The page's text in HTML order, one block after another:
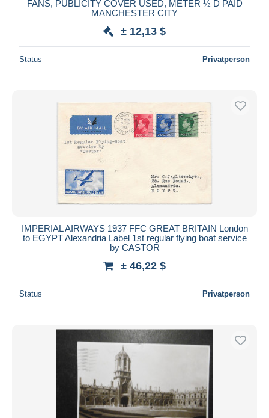
FANS, PUBLICITY COVER USED, METER ½ D PAID
MANCHESTER CITY
± 12,13 $
Status Privatperson
IMPERIAL AIRWAYS 1937 FFC GREAT BRITAIN London
to EGYPT Alexandria Label 1st regular flying boat service
by CASTOR
± 46,22 $
Status Privatperson